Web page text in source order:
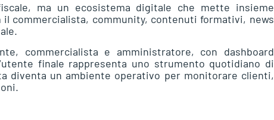
ma un ecosistema digitale che mette insieme
commercialista, community, contenuti formativi, news
commercialista e amministratore, con dashboard
finale rappresenta uno strumento quotidiano di
diventa un ambiente operativo per monitorare clienti,